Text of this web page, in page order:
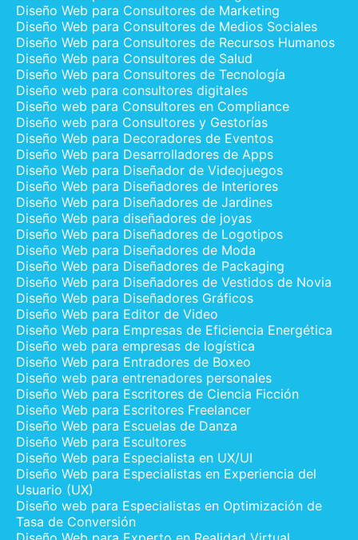
Diseño Web para Consultores de Marketing
Diseño Web para Consultores de Medios Sociales
Diseño Web para Consultores de Recursos Humanos
Diseño Web para Consultores de Salud
Diseño Web para Consultores de Tecnología
Diseño web para consultores digitales
Diseño web para Consultores en Compliance
Diseño web para Consultores y Gestorías
Diseño Web para Decoradores de Eventos
Diseño Web para Desarrolladores de Apps
Diseño Web para Diseñador de Videojuegos
Diseño Web para Diseñadores de Interiores
Diseño Web para Diseñadores de Jardines
Diseño Web para diseñadores de joyas
Diseño Web para Diseñadores de Logotipos
Diseño Web para Diseñadores de Moda
Diseño Web para Diseñadores de Packaging
Diseño Web para Diseñadores de Vestidos de Novia
Diseño Web para Diseñadores Gráficos
Diseño Web para Editor de Video
Diseño Web para Empresas de Eficiencia Energética
Diseño web para empresas de logística
Diseño Web para Entradores de Boxeo
Diseño web para entrenadores personales
Diseño Web para Escritores de Ciencia Ficción
Diseño Web para Escritores Freelancer
Diseño Web para Escuelas de Danza
Diseño Web para Escultores
Diseño Web para Especialista en UX/UI
Diseño Web para Especialistas en Experiencia del
Usuario (UX)
Diseño web para Especialistas en Optimización de
Tasa de Conversión